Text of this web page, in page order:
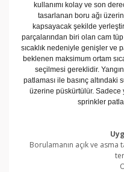
kullanımı kolay ve son
tasarlanan boru ağı
kapsayacak şekilde
parçalarından biri olan cam tüp
sıcaklık nedeniyle genişler ve
beklenen maksimum ortam
seçilmesi gereklidir.
patlaması ile basınç altındaki
üzerine püskürtülür. Sadece
sprinkler
Borulamanın açık ve